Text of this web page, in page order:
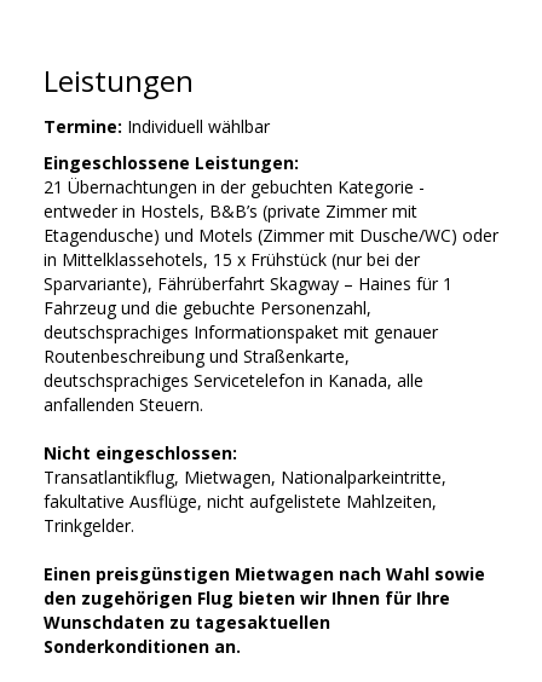
Leistungen
Termine: Individuell wählbar
Eingeschlossene Leistungen:
21 Übernachtungen in der gebuchten Kategorie -
entweder in Hostels, B&B’s (private Zimmer mit
Etagendusche) und Motels (Zimmer mit Dusche/WC) oder
in Mittelklassehotels, 15 x Frühstück (nur bei der
Sparvariante), Fährüberfahrt Skagway – Haines für 1
Fahrzeug und die gebuchte Personenzahl,
deutschsprachiges Informationspaket mit genauer
Routenbeschreibung und Straßenkarte,
deutschsprachiges Servicetelefon in Kanada, alle
anfallenden Steuern.
Nicht eingeschlossen:
Transatlantikflug, Mietwagen, Nationalparkeintritte,
fakultative Ausflüge, nicht aufgelistete Mahlzeiten,
Trinkgelder.
Einen preisgünstigen Mietwagen nach Wahl sowie
den zugehörigen Flug bieten wir Ihnen für Ihre
Wunschdaten zu tagesaktuellen
Sonderkonditionen an.